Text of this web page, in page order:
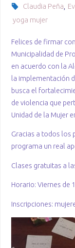
Claudia Peña,
yoga mujer
Felices de firmar
Municipalidad de
en acuerdo con la
la implementación
busca el
de violencia que
Unidad de la Mujer
Gracias a todos los
programa un real
Clases gratuitas a
Horario: Viernes de
Inscripciones: